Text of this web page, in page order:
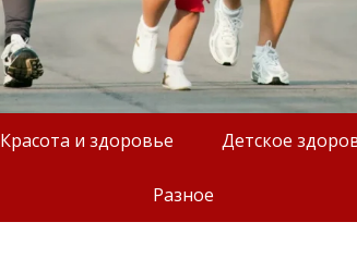
Красота и здоровье Детское
Разное